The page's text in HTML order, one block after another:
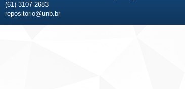
(61) 3107-2683
repositorio@unb.br